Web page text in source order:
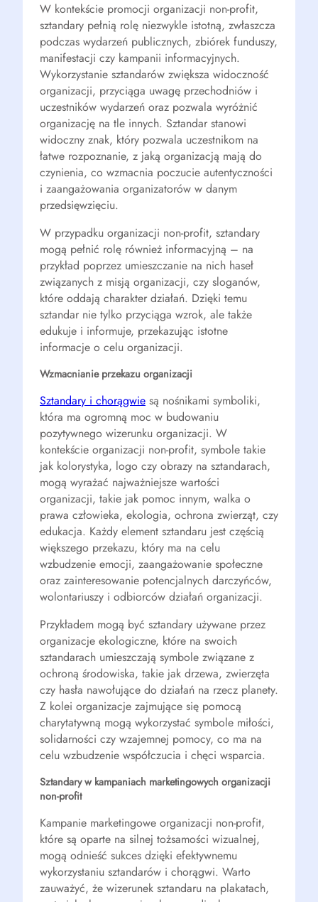
W kontekście promocji organizacji non-profit,
sztandary pełnią rolę niezwykle istotną, zwłaszcza
podczas wydarzeń publicznych, zbiórek funduszy,
manifestacji czy kampanii informacyjnych.
Wykorzystanie sztandarów zwiększa widoczność
organizacji, przyciąga uwagę przechodniów i
uczestników wydarzeń oraz pozwala wyróżnić
organizację na tle innych. Sztandar stanowi
widoczny znak, który pozwala uczestnikom na
łatwe rozpoznanie, z jaką organizacją mają do
czynienia, co wzmacnia poczucie autentyczności
i zaangażowania organizatorów w danym
przedsięwzięciu.
W przypadku organizacji non-profit, sztandary
mogą pełnić rolę również informacyjną – na
przykład poprzez umieszczanie na nich haseł
związanych z misją organizacji, czy sloganów,
które oddają charakter działań. Dzięki temu
sztandar nie tylko przyciąga wzrok, ale także
edukuje i informuje, przekazując istotne
informacje o celu organizacji.
Wzmacnianie przekazu organizacji
Sztandary i chorągwie są nośnikami symboliki,
która ma ogromną moc w budowaniu
pozytywnego wizerunku organizacji. W
kontekście organizacji non-profit, symbole takie
jak kolorystyka, logo czy obrazy na sztandarach,
mogą wyrażać najważniejsze wartości
organizacji, takie jak pomoc innym, walka o
prawa człowieka, ekologia, ochrona zwierząt, czy
edukacja. Każdy element sztandaru jest częścią
większego przekazu, który ma na celu
wzbudzenie emocji, zaangażowanie społeczne
oraz zainteresowanie potencjalnych darczyńców,
wolontariuszy i odbiorców działań organizacji.
Przykładem mogą być sztandary używane przez
organizacje ekologiczne, które na swoich
sztandarach umieszczają symbole związane z
ochroną środowiska, takie jak drzewa, zwierzęta
czy hasła nawołujące do działań na rzecz planety.
Z kolei organizacje zajmujące się pomocą
charytatywną mogą wykorzystać symbole miłości,
solidarności czy wzajemnej pomocy, co ma na
celu wzbudzenie współczucia i chęci wsparcia.
Sztandary w kampaniach marketingowych organizacji
non-profit
Kampanie marketingowe organizacji non-profit,
które są oparte na silnej tożsamości wizualnej,
mogą odnieść sukces dzięki efektywnemu
wykorzystaniu sztandarów i chorągwi. Warto
zauważyć, że wizerunek sztandaru na plakatach,